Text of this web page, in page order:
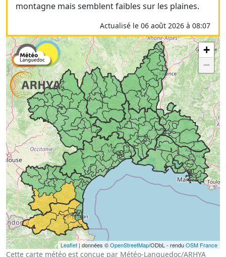
montagne mais semblent faibles sur les plaines.
Actualisé le 06 août 2026 à 08:07
+
−
Leaflet| données ©OpenStreetMap/ODbL - renduOSM France
Cette carte météo est conçue par Météo-Languedoc/ARHYA